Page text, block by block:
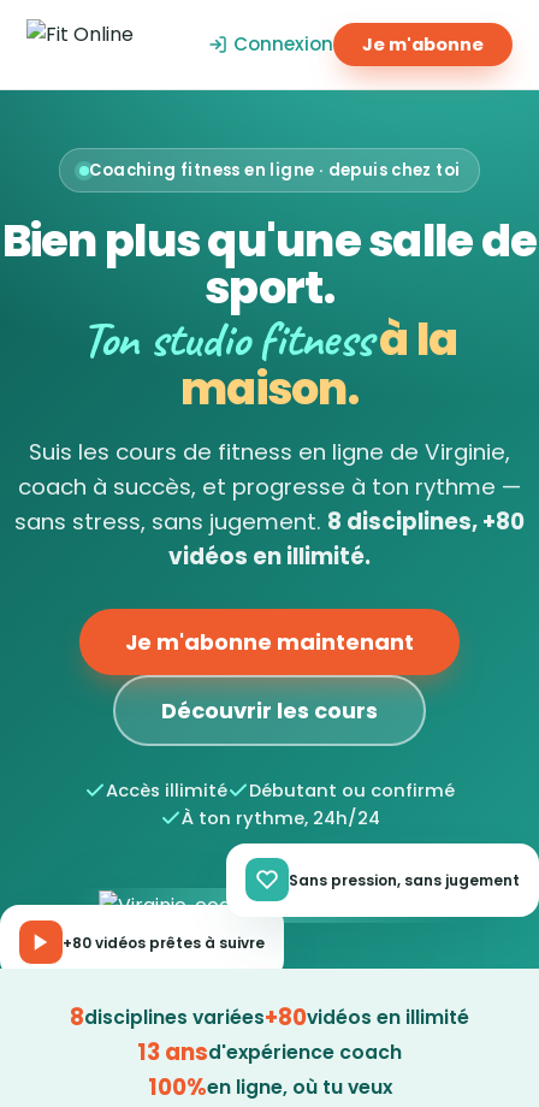
Connexion Je m'abonne
Coaching fitness en ligne · depuis chez toi
Bien plus qu'une salle de
sport.
Ton studio fitnessà la
maison.
Suis les cours de fitness en ligne de Virginie,
coach à succès, et progresse à ton rythme —
sans stress, sans jugement. 8 disciplines, +80
vidéos en illimité.
Je m'abonne maintenant
Découvrir les cours
Accès illimité
Débutant ou confirmé
À ton rythme, 24h/24
+80 vidéos prêtes à suivre
Sans pression, sans jugement
8disciplines variées+80vidéos en illimité
13 ansd'expérience coach
100%en ligne, où tu veux